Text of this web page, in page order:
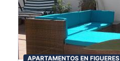
APARTAMENTOS EN FIGUERES